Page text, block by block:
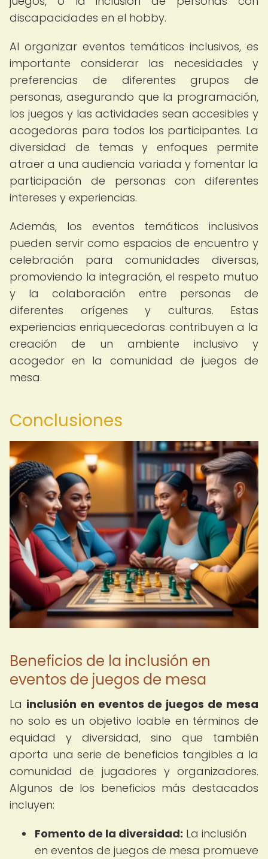
discapacidades en el hobby.
Al organizar eventos temáticos inclusivos, es
importante considerar las necesidades y
preferencias de diferentes grupos de
personas, asegurando que la programación,
los juegos y las actividades sean accesibles y
acogedoras para todos los participantes. La
diversidad de temas y enfoques permite
atraer a una audiencia variada y fomentar la
participación de personas con diferentes
intereses y experiencias.
Además, los eventos temáticos inclusivos
pueden servir como espacios de encuentro y
celebración para comunidades diversas,
promoviendo la integración, el respeto mutuo
y la colaboración entre personas de
diferentes orígenes y culturas. Estas
experiencias enriquecedoras contribuyen a la
creación de un ambiente inclusivo y
acogedor en la comunidad de juegos de
mesa.
Conclusiones
Beneficios de la inclusión en
eventos de juegos de mesa
La inclusión en eventos de juegos de mesa
no solo es un objetivo loable en términos de
equidad y diversidad, sino que también
aporta una serie de beneficios tangibles a la
comunidad de jugadores y organizadores.
Algunos de los beneficios más destacados
incluyen:
Fomento de la diversidad: La inclusión
en eventos de juegos de mesa promueve